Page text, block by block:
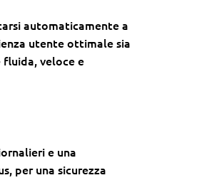
automaticamente a
utente ottimale sia
fluida, veloce e
e una
per una sicurezza